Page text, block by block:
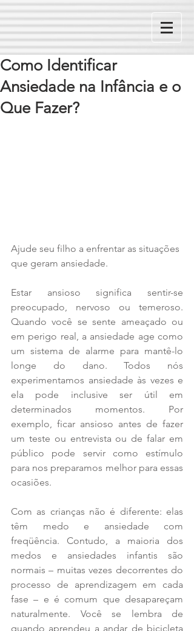
Como Identificar
Ansiedade na Infância e o
Que Fazer?
Ajude seu filho a enfrentar as situações
que geram ansiedade.
Estar ansioso significa sentir-se
preocupado, nervoso ou temeroso.
Quando você se sente ameaçado ou
em perigo real, a ansiedade age como
um sistema de alarme para mantê-lo
longe do dano. Todos nós
experimentamos ansiedade às vezes e
ela pode inclusive ser útil em
determinados momentos. Por
exemplo, ficar ansioso antes de fazer
um teste ou entrevista ou de falar em
público pode servir como estímulo
para nos preparamos melhor para essas
ocasiões.
Com as crianças não é diferente: elas
têm medo e ansiedade com
freqüência. Contudo, a maioria dos
medos e ansiedades infantis são
normais – muitas vezes decorrentes do
processo de aprendizagem em cada
fase – e é comum que desapareçam
naturalmente. Você se lembra de
quando aprendeu a andar de bicicleta